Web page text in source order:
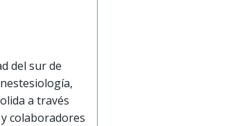
del sur de
a través
colaboradores